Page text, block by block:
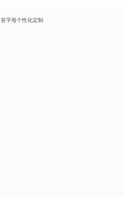
首字母个性化定制